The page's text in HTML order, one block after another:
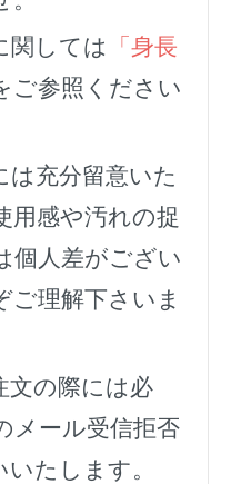
関しては
「身長
ご参照ください
は充分留意いた
用感や汚れの捉
個人差がござい
ご理解下さいま
文の際には必
メール受信拒否
たします。